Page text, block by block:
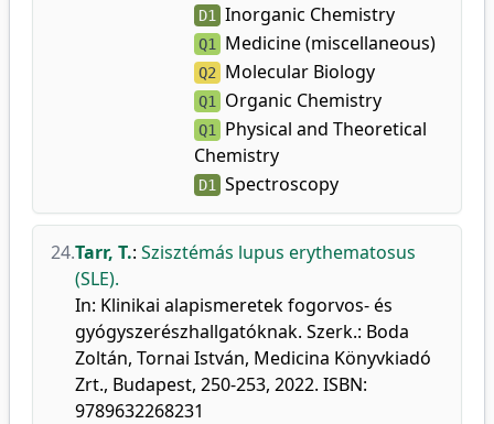
D1 Inorganic Chemistry
Q1 Medicine (miscellaneous)
Q2 Molecular Biology
Q1 Organic Chemistry
Q1
Physical and Theoretical
Chemistry
D1 Spectroscopy
24.Tarr, T.: Szisztémás lupus erythematosus
(SLE).
In: Klinikai alapismeretek fogorvos- és
gyógyszerészhallgatóknak. Szerk.: Boda
Zoltán, Tornai István, Medicina Könyvkiadó
Zrt., Budapest, 250-253, 2022. ISBN:
9789632268231